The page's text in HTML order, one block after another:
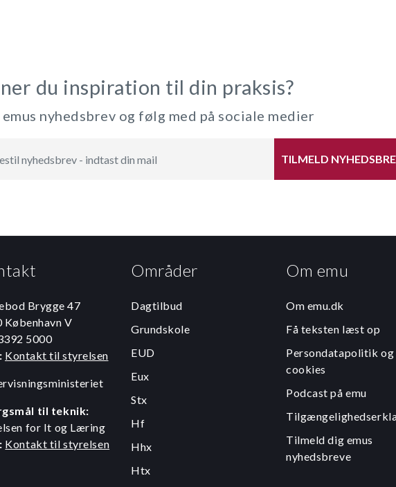
du inspiration til din praksis?
nyhedsbrev og følg med på sociale medier
TILMELD
Brygge 47
København V
5000
Kontakt til styrelsen
til teknik:
for It og Læring
Kontakt til styrelsen
Områder
Dagtilbud
Grundskole
EUD
Eux
Stx
Hf
Hhx
Htx
Om emu
Om emu.dk
Få teksten læst op
Persondatapolitik og
cookies
Podcast på emu
Tilmeld dig emus
nyhedsbreve